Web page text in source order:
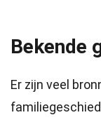
Bekende
Er zijn veel